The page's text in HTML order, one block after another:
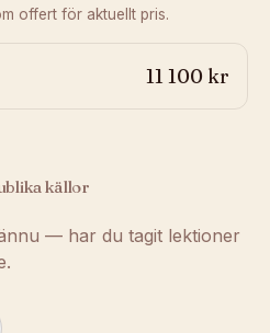
offert för aktuellt pris.
11 100 kr
källor
— har du tagit lektioner